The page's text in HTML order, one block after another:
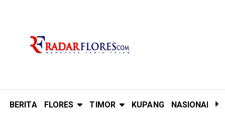
BERITA FLORES TIMOR KUPANG NASIONAL